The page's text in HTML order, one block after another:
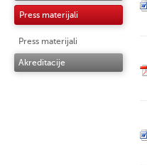
Press materijali
Press materijali
Akreditacije